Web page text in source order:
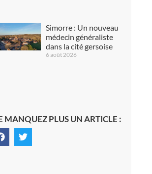
Simorre : Un nouveau
médecin généraliste
dans la cité gersoise
6 août 2026
MANQUEZ PLUS UN ARTICLE :